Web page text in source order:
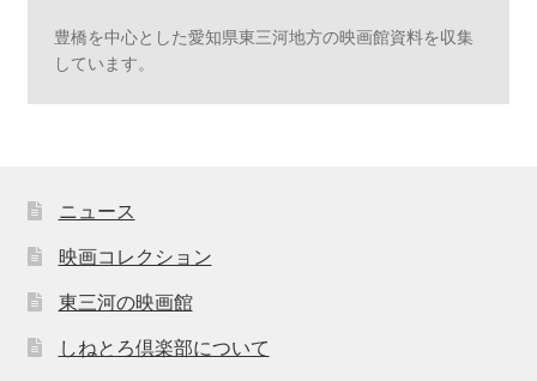
豊橋を中心とした愛知県東三河地方の映画館資料を収集
しています。
ニュース
映画コレクション
東三河の映画館
しねとろ倶楽部について